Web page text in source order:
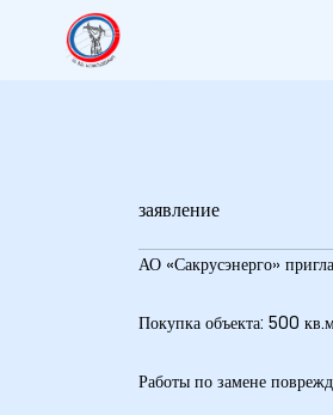
заявление
АО «Сакрусэнерго»
Покупка объекта: 500
Работы по замене